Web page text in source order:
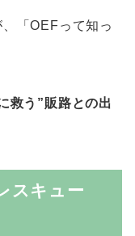
「OEFって知っ
救う”販路との出
スキュー